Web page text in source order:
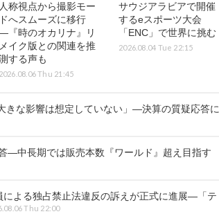
人称視点から撮影モー
ドへスムーズに移行
『時のオカリナ』リ
メイク版との関連を推
する声も
2026.08.06 Thu 21:45
サウジアラビアで開催
するeスポーツ大会
「ENC」で世界に挑む
2026.08.04 Tue 22:15
きな影響は想定していない」―決算の質疑応答に
―中長期では販売本数『ワールド』超え目指す
よる独占禁止法違反の訴えが正式に進展―「テ
Thu 22:00